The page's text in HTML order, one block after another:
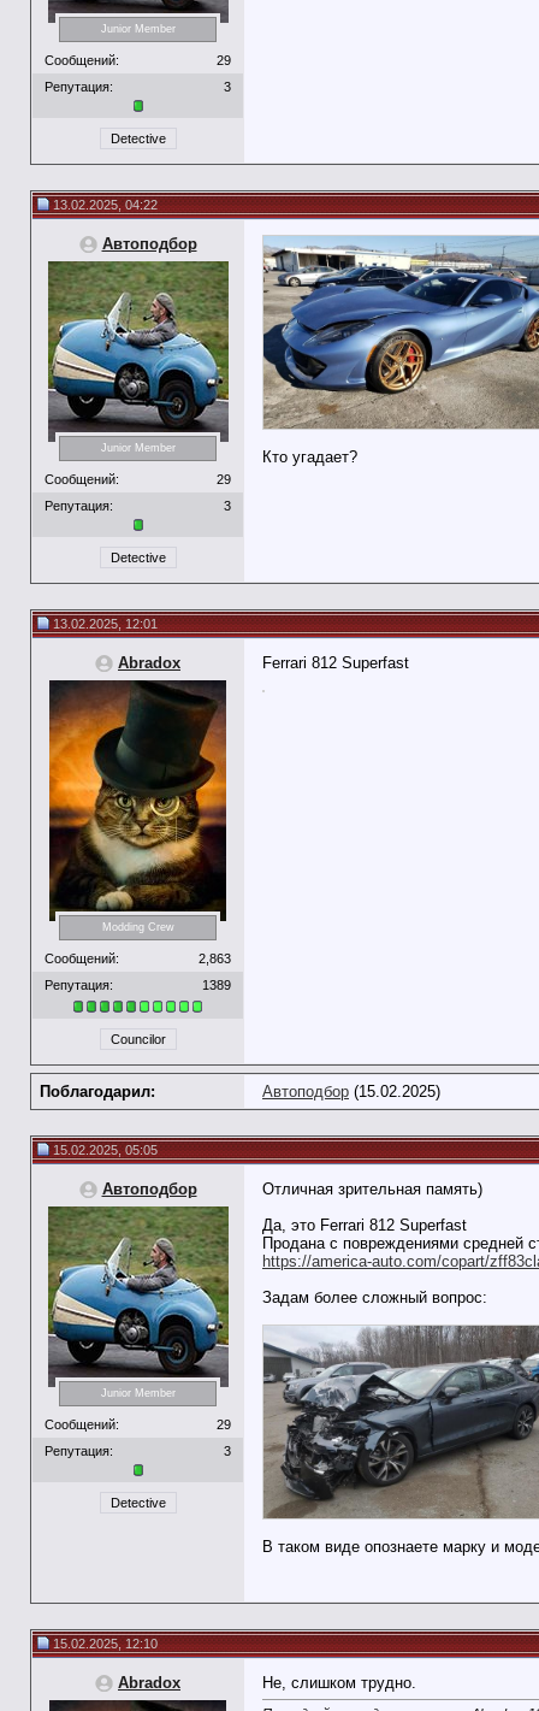
Junior Member
Сообщений:
29
Репутация:
3
Detective
13.02.2025, 04:22
Автоподбор
Junior Member
Сообщений:
29
Репутация:
3
Detective
Кто угадает?
13.02.2025, 12:01
Abradox
Modding Crew
Сообщений:
2,863
Репутация:
1389
Councilor
Ferrari 812 Superfast
Поблагодарил: Автоподбор (15.02.2025)
15.02.2025, 05:05
Автоподбор
Junior Member
Сообщений:
29
Репутация:
3
Detective
Отличная зрительная память)
Да, это Ferrari 812 Superfast
Продана с повреждениями средней
https://america-auto.com/copart/
Задам более сложный вопрос:
В таком виде опознаете марку и
15.02.2025, 12:10
Abradox Не, слишком трудно.